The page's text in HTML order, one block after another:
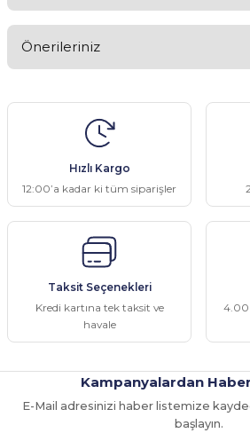
Önerileriniz
konularda yetersiz gördüğünüz noktaları
tarafımıza iletebilirsiniz.
Görüş ve önerileriniz için teşekkür ederiz.
Ürün resmi kalitesiz, bozuk veya
Ürün bilgilerinde hatalar bulunuyor.
Ürün fiyatı diğer sitelerden daha pahalı.
Bu ürüne benzer farklı alternatifler olmalı.
Gönder
Hızlı Kargo
12:00’a kadar ki tüm siparişler
Taksit Seçenekleri
Kredi kartına tek taksit ve
havale
Kampanyalardan
E-Mail adresinizi haber listemize
başlayın.